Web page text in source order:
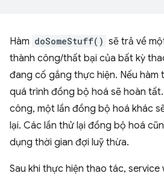
Hàm doSomeStuff() sẽ trả về
thành công/thất bại của bất kỳ
đang cố gắng thực hiện. Nếu hàm
quá trình đồng bộ hoá sẽ hoàn
công, một lần đồng bộ hoá khác
lại. Các lần thử lại đồng bộ hoá
dụng thời gian đợi luỹ thừa.
Sau khi thực hiện thao tác,